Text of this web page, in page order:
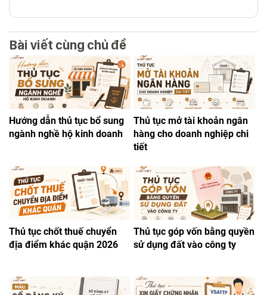
Bài viết cùng chủ đề
Hướng dẫn thủ tục bổ sung
ngành nghề hộ kinh doanh
Thủ tục mở tài khoản ngân
hàng cho doanh nghiệp chi
tiết
Thủ tục chốt thuế chuyển
địa điểm khác quận 2026
Thủ tục góp vốn bằng quyền
sử dụng đất vào công ty